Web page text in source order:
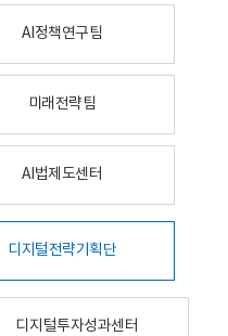
AI정책연구팀
미래전략팀
AI법제도센터
디지털전략기획단
디지털투자성과센터